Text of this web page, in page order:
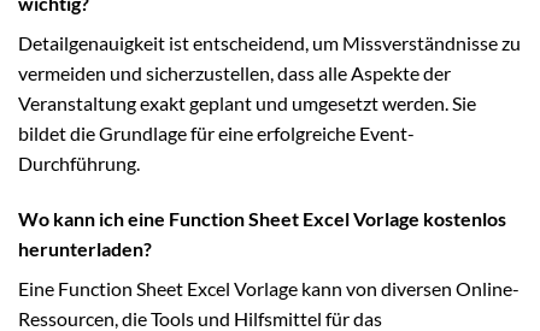
Detailgenauigkeit ist entscheidend, um Missverständnisse zu
vermeiden und sicherzustellen, dass alle Aspekte der
Veranstaltung exakt geplant und umgesetzt werden. Sie
bildet die Grundlage für eine erfolgreiche Event-
Durchführung.
Wo kann ich eine Function Sheet Excel Vorlage kostenlos
herunterladen?
Eine Function Sheet Excel Vorlage kann von diversen Online-
Ressourcen, die Tools und Hilfsmittel für das